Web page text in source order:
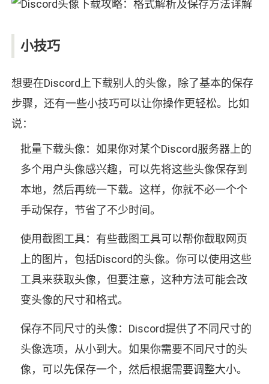
小技巧
想要在Discord上下载别人的头像，除了基本的保存
步骤，还有一些小技巧可以让你操作更轻松。比如
说：
批量下载头像：如果你对某个Discord服务器上的
多个用户头像感兴趣，可以先将这些头像保存到
本地，然后再统一下载。这样，你就不必一个个
手动保存，节省了不少时间。
使用截图工具：有些截图工具可以帮你截取网页
上的图片，包括Discord的头像。你可以使用这些
工具来获取头像，但要注意，这种方法可能会改
变头像的尺寸和格式。
保存不同尺寸的头像：Discord提供了不同尺寸的
头像选项，从小到大。如果你需要不同尺寸的头
像，可以先保存一个，然后根据需要调整大小。